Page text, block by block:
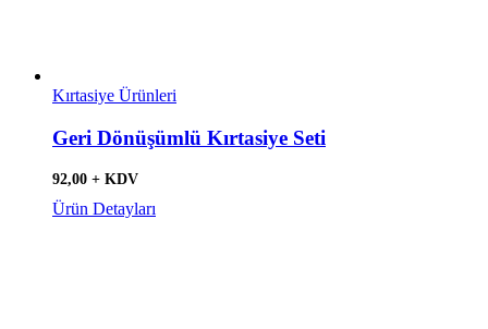
Kırtasiye Ürünleri
Geri Dönüşümlü Kırtasiye Seti
92,00 + KDV
Ürün Detayları